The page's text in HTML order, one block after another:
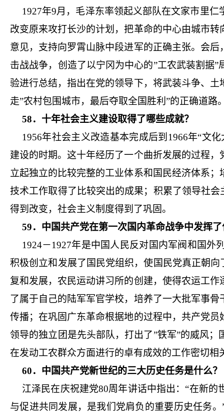
1927年9月，毛泽东率领起义部队在文家市里
改变原来攻打长沙的计划，把革命的中心由城市
意见，支持向罗霄山脉中段进军的正确主张。会
击战战争，创造了以宁冈为中心的”工农武装割据
验进行总结，指出在党的领导下，将武装斗争、
走”农村包围城市，最后夺取全国胜利”的正确道路
58．十年社会主义建设取得了哪些成就？
1956年社会主义改造基本完成后到1966年“文
建设的时期。这十年经历了一个曲折发展的过程
立起独立的比较完整的工业体系和国民经济体系
技术工作取得了比较突出的成果；积累了领导社
得到改变，社会主义制度得到了巩固。
59．中国共产党在第一次国内革命战争中发挥
1924－1927年是中国人民反对国内军阀和国
积极创立和发展了国民党组织，使国民党真正朝
复和发展，农民运动讲习所的创建，使得农运工
了属于自己的陆军军官学校，培养了一大批军事
传播；在巩固广东革命根据地的过程中，共产党
领导的独立团是先头部队，打出了”铁军”的威风
在发动工农群众方面进行的卓有成效的工作密切相
60．中国共产党新世纪的三大历史任务是什么？
江泽民在庆祝建党80周年讲话中指出：“在新
与促进共同发展，是我们党肩负的重要历史任务